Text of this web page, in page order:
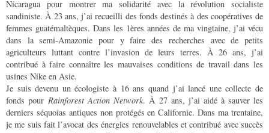
Nicaragua pour montrer ma solidarité avec la révolution socialiste
sandiniste. À 23 ans, j’ai recueilli des fonds destinés à des coopératives de
femmes guatémaltèques. Dans les 1ères années de ma vingtaine, j’ai vécu
dans la semi-Amazonie pour y faire des recherches avec de petits
agriculteurs luttant contre l’invasion de leurs terres. À 26 ans, j’ai
contribué à faire connaître les mauvaises conditions de travail dans les
usines Nike en Asie.
Je suis devenu un écologiste à 16 ans quand j’ai lancé une collecte de
fonds pourRainforest Action Network. À 27 ans, j’ai aidé à sauver les
derniers séquoias antiques non protégés en Californie. Dans ma trentaine,
je me suis fait l’avocat des énergies renouvelables et contribué avec succès